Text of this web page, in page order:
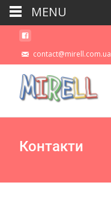
contact@mirell.com.ua
Контакти
MENU